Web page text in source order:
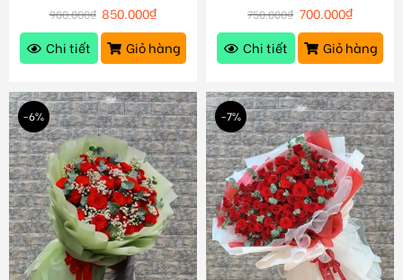
900.000₫ 850.000₫
Chi tiết
Giỏ hàng
750.000₫ 700.000₫
Chi tiết
Giỏ hàng
-6% -7%